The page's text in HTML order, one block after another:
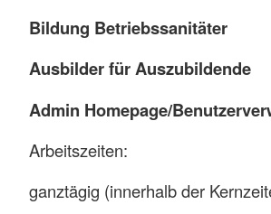
Bildung Betriebssanitäter
Ausbilder für Auszubildende
Admin Homepage/
Arbeitszeiten:
ganztägig (innerhalb der